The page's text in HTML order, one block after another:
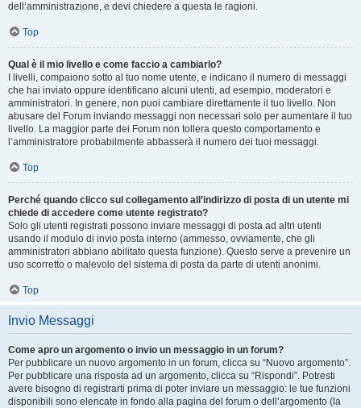
dell’amministrazione, e devi chiedere a questa le ragioni.
Top
Qual è il mio livello e come faccio a cambiarlo?
I livelli, compaiono sotto al tuo nome utente, e indicano il numero di messaggi
che hai inviato oppure identificano alcuni utenti, ad esempio, moderatori e
amministratori. In genere, non puoi cambiare direttamente il tuo livello. Non
abusare del Forum inviando messaggi non necessari solo per aumentare il tuo
livello. La maggior parte dei Forum non tollera questo comportamento e
l’amministratore probabilmente abbasserà il numero dei tuoi messaggi.
Top
Perché quando clicco sul collegamento all’indirizzo di posta di un utente mi
chiede di accedere come utente registrato?
Solo gli utenti registrati possono inviare messaggi di posta ad altri utenti
usando il modulo di invio posta interno (ammesso, ovviamente, che gli
amministratori abbiano abilitato questa funzione). Questo serve a prevenire un
uso scorretto o malevolo del sistema di posta da parte di utenti anonimi.
Top
Invio Messaggi
Come apro un argomento o invio un messaggio in un forum?
Per pubblicare un nuovo argomento in un forum, clicca su “Nuovo argomento”.
Per pubblicare una risposta ad un argomento, clicca su “Rispondi”. Potresti
avere bisogno di registrarti prima di poter inviare un messaggio: le tue funzioni
disponibili sono elencate in fondo alla pagina del forum o dell’argomento (la